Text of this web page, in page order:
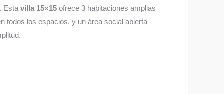
Esta villa 15×15 ofrece 3 habitaciones amplias
todos los espacios, y un área social abierta